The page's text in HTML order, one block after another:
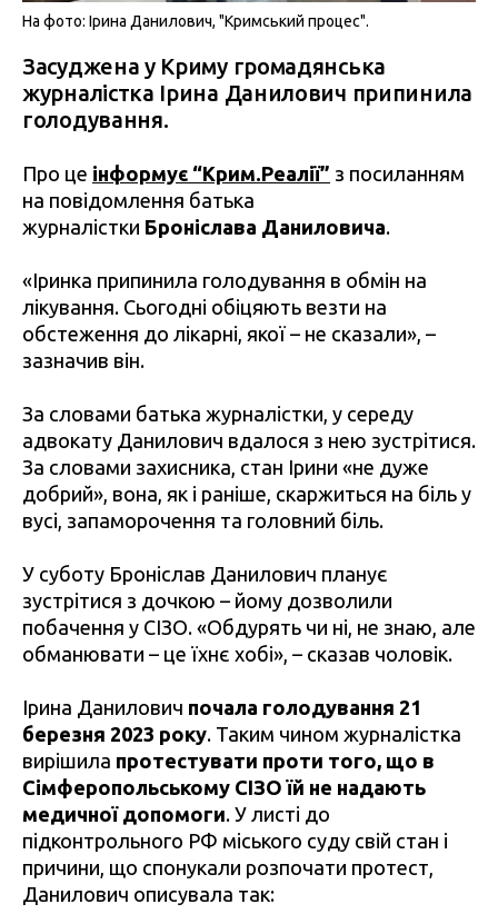
На фото: Ірина Данилович, "Кримський процес".
Засуджена у Криму громадянська
журналістка Ірина Данилович припинила
голодування.
Про це інформує “Крим.Реалії” з посиланням
на повідомлення батька
журналістки Броніслава Даниловича.
«Іринка припинила голодування в обмін на
лікування. Сьогодні обіцяють везти на
обстеження до лікарні, якої – не сказали», –
зазначив він.
За словами батька журналістки, у середу
адвокату Данилович вдалося з нею зустрітися.
За словами захисника, стан Ірини «не дуже
добрий», вона, як і раніше, скаржиться на біль у
вусі, запаморочення та головний біль.
У суботу Броніслав Данилович планує
зустрітися з дочкою – йому дозволили
побачення у СІЗО. «Обдурять чи ні, не знаю, але
обманювати – це їхнє хобі», – сказав чоловік.
Ірина Данилович почала голодування 21
березня 2023 року. Таким чином журналістка
вирішила протестувати проти того, що в
Сімферопольському СІЗО їй не надають
медичної допомоги. У листі до
підконтрольного РФ міського суду свій стан і
причини, що спонукали розпочати протест,
Данилович описувала так: